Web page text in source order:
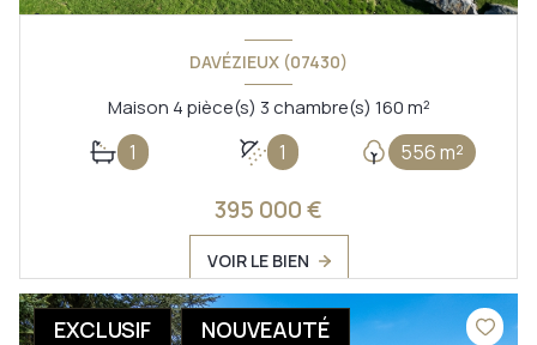
DAVÉZIEUX (07430)
Maison 4 pièce(s) 3 chambre(s) 160 m²
1 1 556 m²
395 000 €
VOIR LE BIEN
EXCLUSIF NOUVEAUTÉ